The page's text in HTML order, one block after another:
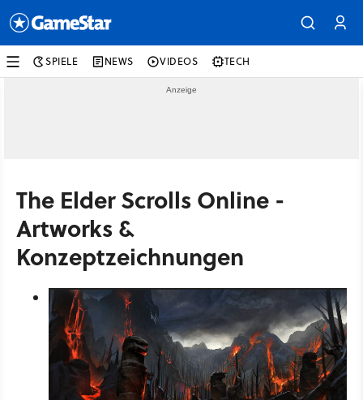
SPIELE NEWS VIDEOS TECH
The Elder Scrolls Online -
Artworks &
Konzeptzeichnungen